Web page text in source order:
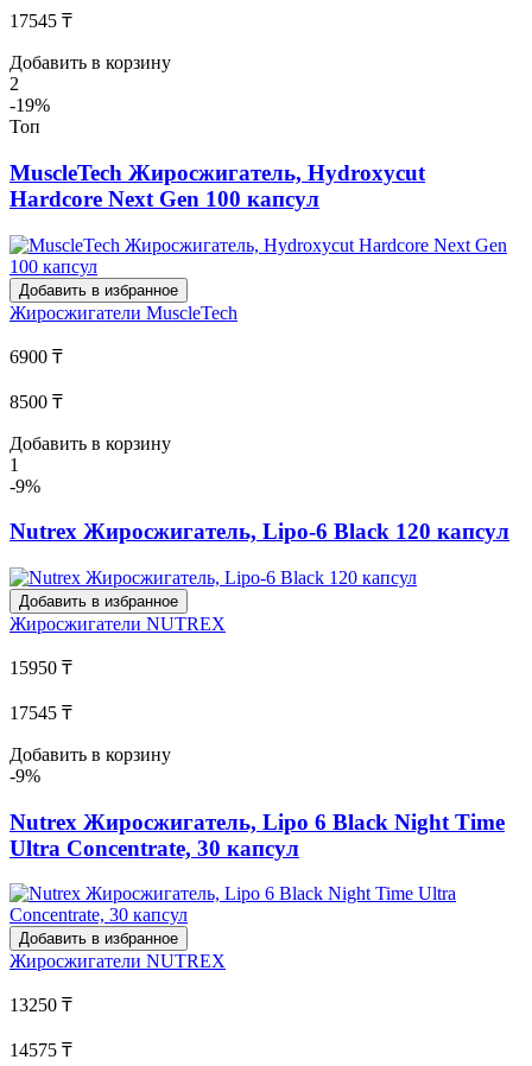
17545 ₸
Добавить в корзину
2
-19%
Топ
MuscleTech Жиросжигатель, Hydroxycut
Hardcore Next Gen 100 капсул
Добавить в избранное
Жиросжигатели MuscleTech
6900 ₸
8500 ₸
Добавить в корзину
1
-9%
Nutrex Жиросжигатель, Lipo-6 Black 120 капсул
Добавить в избранное
Жиросжигатели NUTREX
15950 ₸
17545 ₸
Добавить в корзину
-9%
Nutrex Жиросжигатель, Lipo 6 Black Night Time
Ultra Concentrate, 30 капсул
Добавить в избранное
Жиросжигатели NUTREX
13250 ₸
14575 ₸